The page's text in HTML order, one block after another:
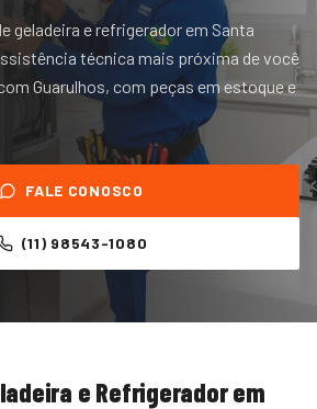
geladeira e refrigerador em Santa
técnica mais próxima de você
Guarulhos, com peças em estoque e
FALE CONOSCO
(11) 98543-1080
e Refrigeradorem